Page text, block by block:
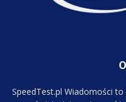
SpeedTest.pl Wiadomości